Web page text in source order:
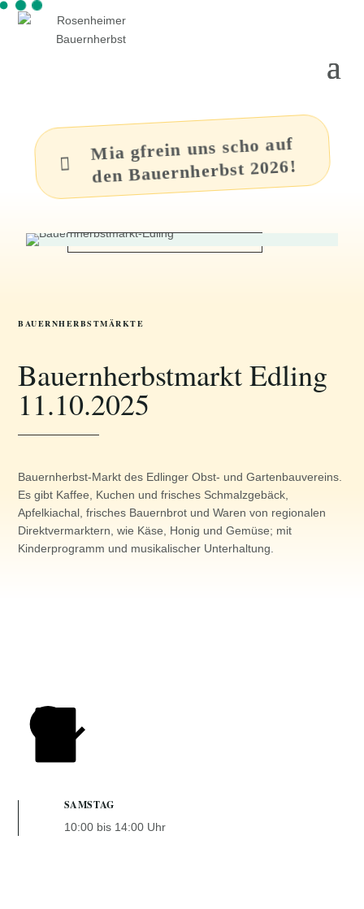

Mia gfrein uns scho auf
den Bauernherbst 2026!
BAUERNHERBSTMÄRKTE
Bauernherbstmarkt Edling
11.10.2025
Bauernherbst-Markt des Edlinger Obst- und Gartenbauvereins.
Es gibt Kaffee, Kuchen und frisches Schmalzgebäck,
Apfelkiachal, frisches Bauernbrot und Waren von regionalen
Direktvermarktern, wie Käse, Honig und Gemüse; mit
Kinderprogramm und musikalischer Unterhaltung.
SAMSTAG
10:00 bis 14:00 Uhr